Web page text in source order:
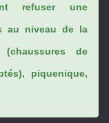
refuser une
au niveau de la
de
piquenique,